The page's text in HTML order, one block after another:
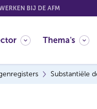
BIJ DE AFM
Thema's
Substantiële